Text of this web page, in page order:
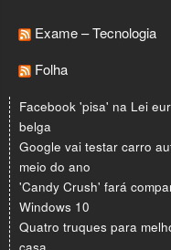
Exame – Tecnologia
Folha
Facebook 'pisa' na Lei
belga
Google vai testar carro
meio do ano
'Candy Crush' fará
Windows 10
Quatro truques para